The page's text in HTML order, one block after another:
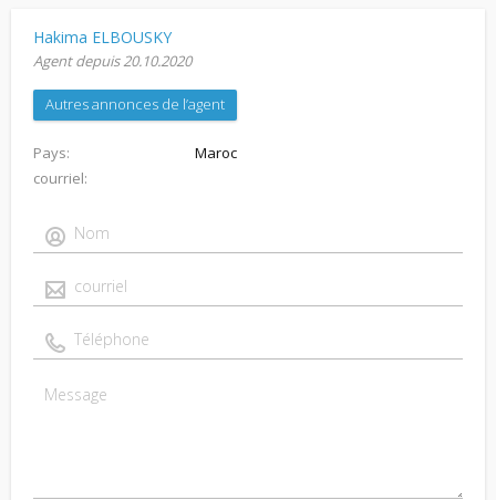
Hakima ELBOUSKY
Agent depuis 20.10.2020
Autres annonces de l’agent
Pays
Maroc
courriel